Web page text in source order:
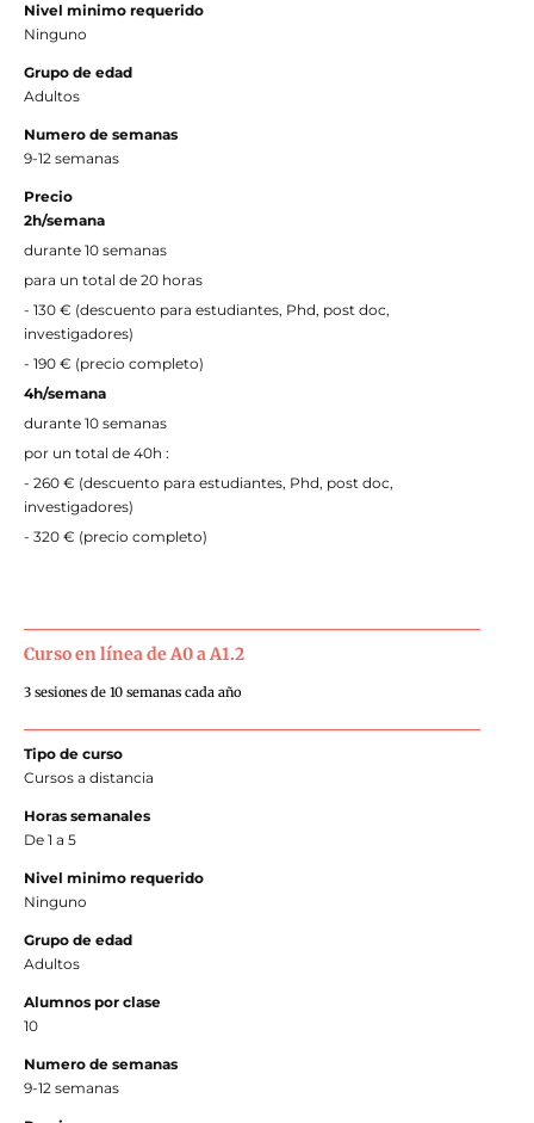
Nivel minimo requerido
Ninguno
Grupo de edad
Adultos
Numero de semanas
9-12 semanas
Precio
2h/semana
durante 10 semanas
para un total de 20 horas
- 130 € (descuento para estudiantes, Phd, post doc,
investigadores)
- 190 € (precio completo)
4h/semana
durante 10 semanas
por un total de 40h :
- 260 € (descuento para estudiantes, Phd, post doc,
investigadores)
- 320 € (precio completo)
Curso en línea de A0 a A1.2
3 sesiones de 10 semanas cada año
Tipo de curso
Cursos a distancia
Horas semanales
De 1 a 5
Nivel minimo requerido
Ninguno
Grupo de edad
Adultos
Alumnos por clase
10
Numero de semanas
9-12 semanas